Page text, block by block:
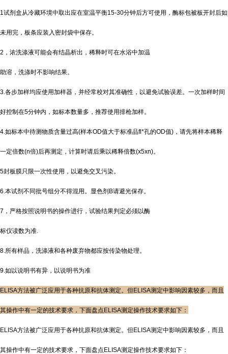
1试剂盒从冷藏环境中取出应在室温平衡15-30分钟后方可使用，酶标包被板开封后如
未用完，板条应装入密封袋中保存。
2，浓洗涤液可能会有结晶析出，稀释时可在水浴中加温
助溶，洗涤时不影响结果。
3.各步加样均应使用加样器，并经常校对其准确性，以避免试验误差。一次加样时间
好控制在5分钟内，如标本数量多，推荐使用排枪加样。
4.如标本中待测物质含量过高(样本OD值大于标准品fl*孔的OD值)，请先将样本稀释
一定倍数(n倍)后再测定，计算时请后乘以稀释倍数(x5xn)。
5封板膜只限一次性使用，以避免交叉污染。
6.本试剂不同批号组分不得混用。显色剂B请避光保存。
7，严格按照说明书的操作进行，试验结果判定必须以酶
标仪读数为准.
8.所有样品，洗涤液和各种废弃物都应按传染物处理。
9.如以说明书有异，以说明书为准
ELISA方法被广泛应用于各种抗原和抗体测定。但ELISA测定中影响因素较多，而且
其操作中有一定的技术要求，下面盘点ELISA测定操作技术要求如下：
ELISA方法被广泛应用于各种抗原和抗体测定。但ELISA测定中影响因素较多，而且
其操作中有一定的技术要求，下面盘点ELISA测定操作技术要求如下：